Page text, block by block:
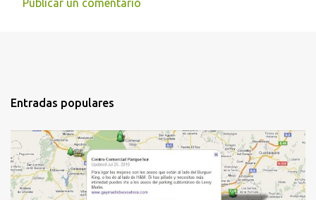
n
r
i
o
Publicar un comentario
Entradas populares